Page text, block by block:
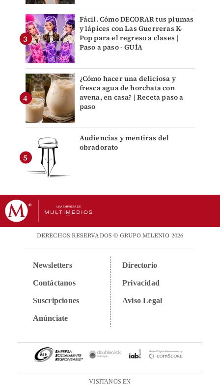
Fácil. Cómo DECORAR tus plumas
y lápices con Las Guerreras K-
Pop para el regreso a clases |
Paso a paso - GUÍA
¿Cómo hacer una deliciosa y
fresca agua de horchata con
avena, en casa? | Receta paso a
paso
Audiencias y mentiras del
obradorato
DERECHOS RESERVADOS © GRUPO MILENIO 2026
Newsletters
Contáctanos
Suscripciones
Anúnciate
Directorio
Privacidad
Aviso Legal
VISÍTANOS EN